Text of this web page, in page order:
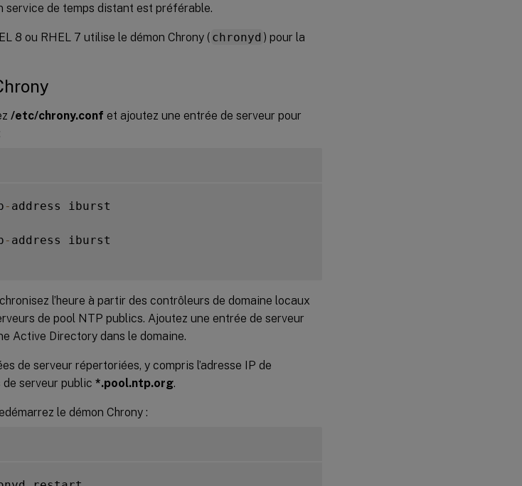
service de temps distant est préférable.
8 ou RHEL 7 utilise le démon Chrony ( chronyd ) pour la
/etc/chrony.conf et ajoutez une entrée de serveur pour
- address iburst
- address iburst
l’heure à partir des contrôleurs de domaine locaux
de pool NTP publics. Ajoutez une entrée de serveur
Active Directory dans le domaine.
de serveur répertoriées, y compris l’adresse IP de
serveur public *.pool.ntp.org.
le démon Chrony :